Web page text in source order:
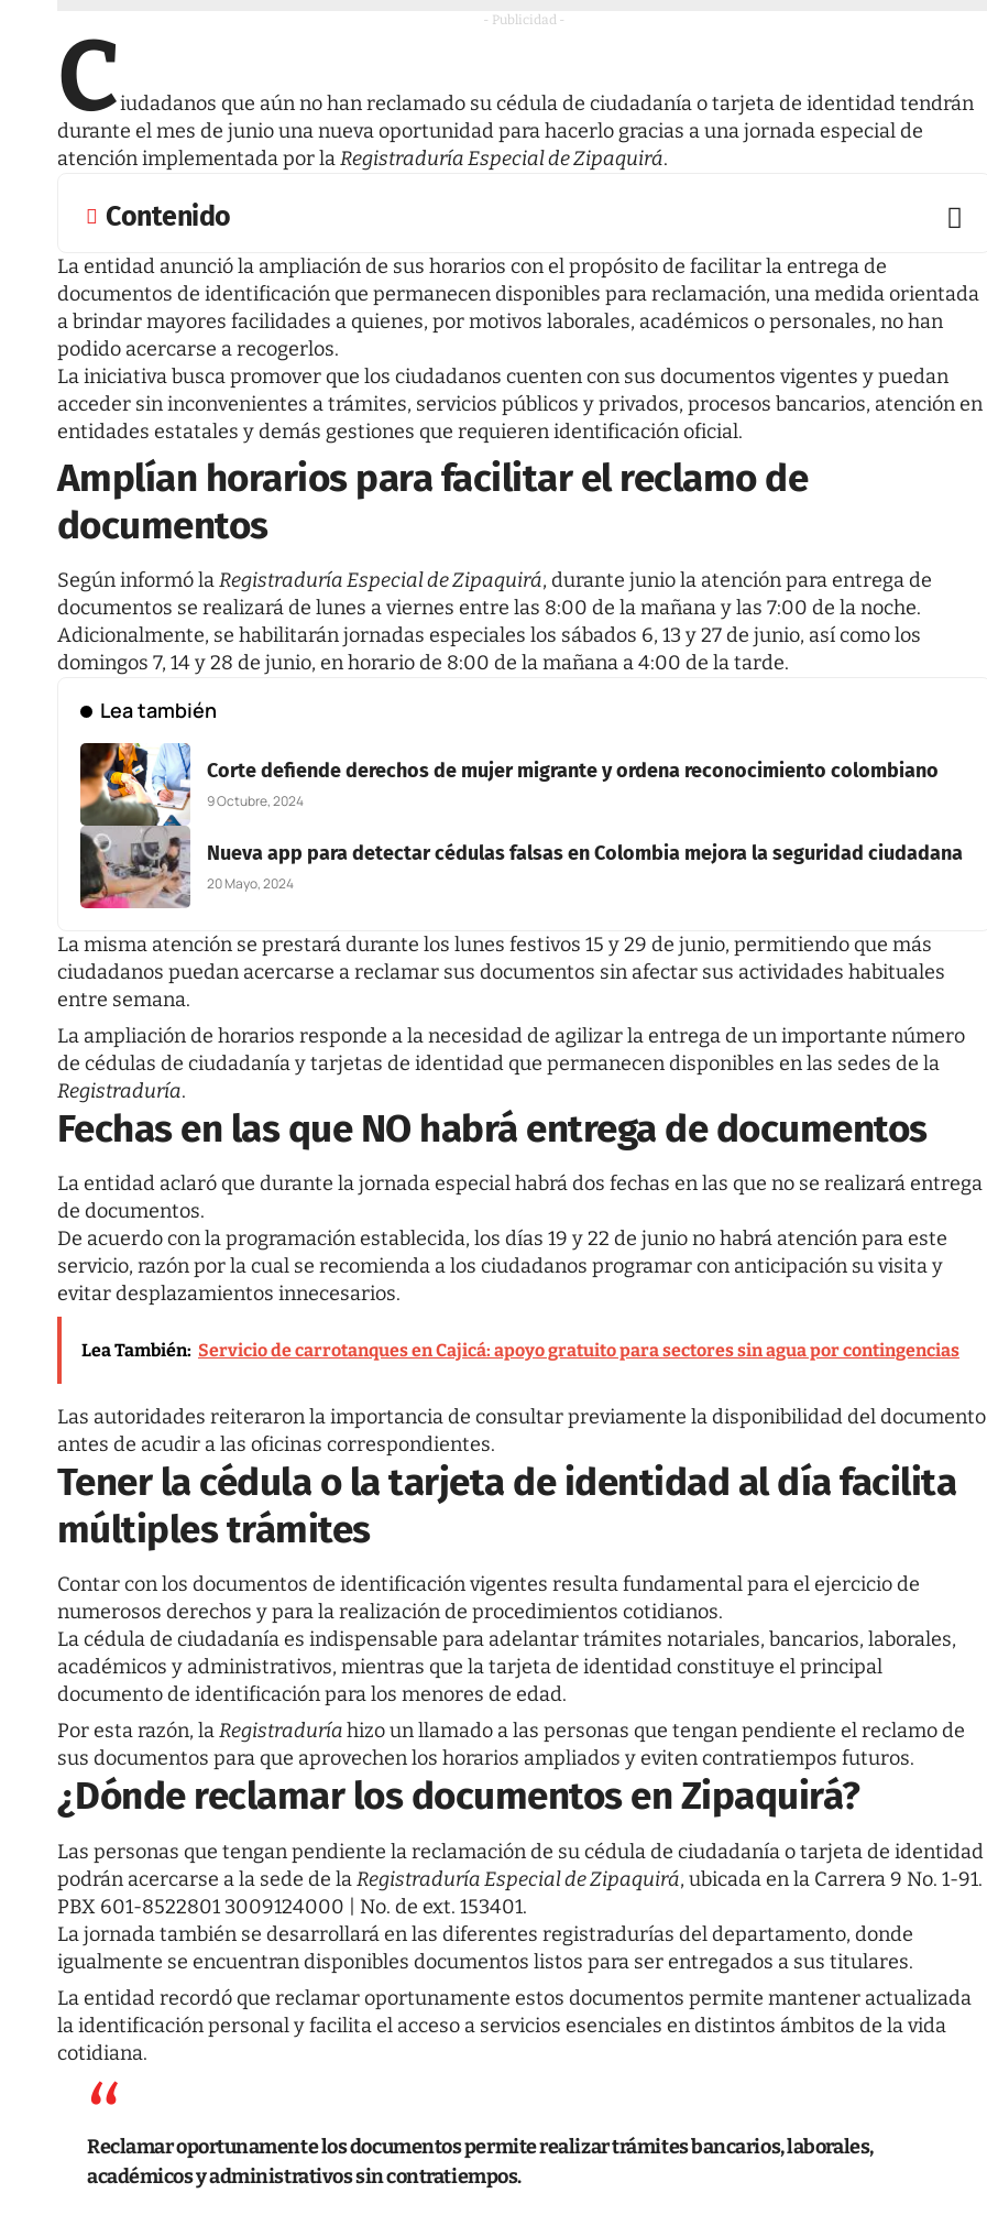
- Publicidad -
Ciudadanos que aún no han reclamado su cédula de ciudadanía o tarjeta de identidad tendrán
durante el mes de junio una nueva oportunidad para hacerlo gracias a una jornada especial de
atención implementada por laRegistraduría Especial de Zipaquirá.
Contenido
La entidad anunció la ampliación de sus horarios con el propósito de facilitar la entrega de
documentos de identificación que permanecen disponibles para reclamación, una medida orientada
a brindar mayores facilidades a quienes, por motivos laborales, académicos o personales, no han
podido acercarse a recogerlos.
La iniciativa busca promover que los ciudadanos cuenten con sus documentos vigentes y puedan
acceder sin inconvenientes a trámites, servicios públicos y privados, procesos bancarios, atención en
entidades estatales y demás gestiones que requieren identificación oficial.
Amplían horarios para facilitar el reclamo de
documentos
Según informó laRegistraduría Especial de Zipaquirá, durante junio la atención para entrega de
documentos se realizará de lunes a viernes entre las 8:00 de la mañana y las 7:00 de la noche.
Adicionalmente, se habilitarán jornadas especiales los sábados 6, 13 y 27 de junio, así como los
domingos 7, 14 y 28 de junio, en horario de 8:00 de la mañana a 4:00 de la tarde.
Lea también
Corte defiende derechos de mujer migrante y ordena reconocimiento colombiano
9 Octubre, 2024
Nueva app para detectar cédulas falsas en Colombia mejora la seguridad ciudadana
20 Mayo, 2024
La misma atención se prestará durante los lunes festivos 15 y 29 de junio, permitiendo que más
ciudadanos puedan acercarse a reclamar sus documentos sin afectar sus actividades habituales
entre semana.
La ampliación de horarios responde a la necesidad de agilizar la entrega de un importante número
de cédulas de ciudadanía y tarjetas de identidad que permanecen disponibles en las sedes de la
Registraduría.
Fechas en las que NO habrá entrega de documentos
La entidad aclaró que durante la jornada especial habrá dos fechas en las que no se realizará entrega
de documentos.
De acuerdo con la programación establecida, los días 19 y 22 de junio no habrá atención para este
servicio, razón por la cual se recomienda a los ciudadanos programar con anticipación su visita y
evitar desplazamientos innecesarios.
Lea También: Servicio de carrotanques en Cajicá: apoyo gratuito para sectores sin agua por contingencias
Las autoridades reiteraron la importancia de consultar previamente la disponibilidad del documento
antes de acudir a las oficinas correspondientes.
Tener la cédula o la tarjeta de identidad al día facilita
múltiples trámites
Contar con los documentos de identificación vigentes resulta fundamental para el ejercicio de
numerosos derechos y para la realización de procedimientos cotidianos.
La cédula de ciudadanía es indispensable para adelantar trámites notariales, bancarios, laborales,
académicos y administrativos, mientras que la tarjeta de identidad constituye el principal
documento de identificación para los menores de edad.
Por esta razón, laRegistraduríahizo un llamado a las personas que tengan pendiente el reclamo de
sus documentos para que aprovechen los horarios ampliados y eviten contratiempos futuros.
¿Dónde reclamar los documentos en Zipaquirá?
Las personas que tengan pendiente la reclamación de su cédula de ciudadanía o tarjeta de identidad
podrán acercarse a la sede de laRegistraduría Especial de Zipaquirá, ubicada en la Carrera 9 No. 1-91.
PBX 601-8522801 3009124000 | No. de ext. 153401.
La jornada también se desarrollará en las diferentes registradurías del departamento, donde
igualmente se encuentran disponibles documentos listos para ser entregados a sus titulares.
La entidad recordó que reclamar oportunamente estos documentos permite mantener actualizada
la identificación personal y facilita el acceso a servicios esenciales en distintos ámbitos de la vida
cotidiana.
Reclamar oportunamente los documentos permite realizar trámites bancarios, laborales,
académicos y administrativos sin contratiempos.